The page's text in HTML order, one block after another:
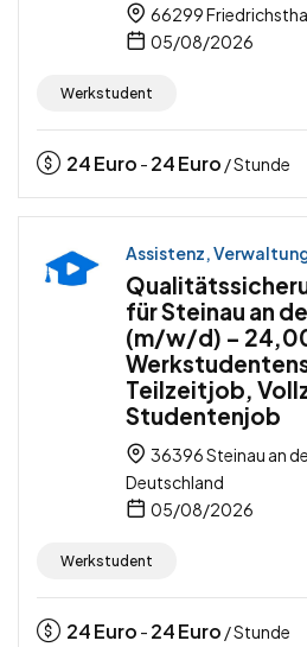
66299
05/08/2026
Werkstudent
24Euro - 24Euro / Stunde
Assistenz,
für Steinau an
(m/w/d) –
Teilzeitjob,
Studentenjob
36396 Steinau an
Deutschland
05/08/2026
Werkstudent
24Euro - 24Euro / Stunde